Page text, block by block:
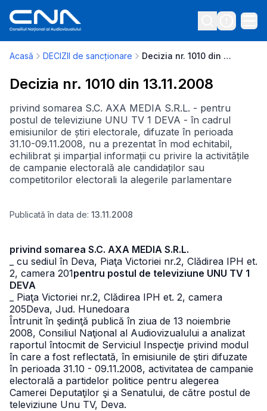
Acasă DECIZII de sancționare Decizia nr. 1010 din 13.11.2008
Decizia nr. 1010 din 13.11.2008
privind somarea S.C. AXA MEDIA S.R.L. - pentru
postul de televiziune UNU TV 1 DEVA - în cadrul
emisiunilor de știri electorale, difuzate în perioada
31.10-09.11.2008, nu a prezentat în mod echitabil,
echilibrat și imparțial informații cu privire la activitățile
de campanie electorală ale candidaților sau
competitorilor electorali la alegerile parlamentare
Publicată în data de: 13.11.2008
privind somarea S.C. AXA MEDIA S.R.L.
_ cu sediul în Deva, Piaţa Victoriei nr.2, Clădirea IPH et.
2, camera 201pentru postul de televiziune UNU TV 1
DEVA
_ Piaţa Victoriei nr.2, Clădirea IPH et. 2, camera
205Deva, Jud. Hunedoara
Întrunit în şedinţă publică în ziua de 13 noiembrie
2008, Consiliul Naţional al Audiovizualului a analizat
raportul întocmit de Serviciul Inspecţie privind modul
în care a fost reflectată, în emisiunile de ştiri difuzate
în perioada 31.10 - 09.11.2008, activitatea de campanie
electorală a partidelor politice pentru alegerea
Camerei Deputaţilor şi a Senatului, de către postul de
televiziune Unu TV, Deva.